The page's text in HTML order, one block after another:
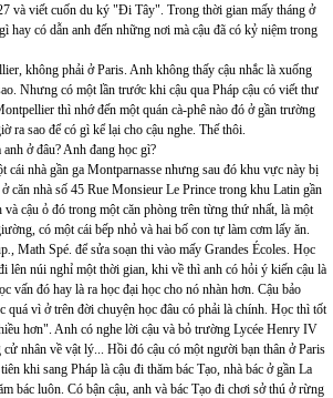
và viết cuốn du ký "Đi Tây". Trong thời gian mấy tháng ở
hay có dẫn anh đến những nơi mà cậu đã có kỷ niệm trong
không phải ở Paris. Anh không thấy cậu nhắc là xuống
Nhưng có một lần trước khi cậu qua Pháp cậu có viết thư
thì nhớ đến một quán cà-phê nào đó ở gần trường
ra sao để có gì kể lại cho cậu nghe. Thế thôi.
ở đâu? Anh đang học gì?
cái nhà gần ga Montparnasse nhưng sau đó khu vực này bị
căn nhà số 45 Rue Monsieur Le Prince trong khu Latin gần
cậu ỏ đó trong một căn phòng trên từng thứ nhất, là một
có một cái bếp nhỏ và hai bố con tự làm cơm lấy ăn.
., Math Spé. để sửa soạn thi vào mấy Grandes Écoles. Học
lên núi nghỉ một thời gian, khi về thì anh có hỏi ý kiến cậu là
vấn đó hay là ra học đại học cho nó nhàn hơn. Cậu bảo
quá vì ở trên đời chuyện học đâu có phải là chính. Học thì tốt
hơn". Anh có nghe lời cậu và bỏ trường Lycée Henry IV
cử nhân về vật lý... Hồi đó cậu có một người bạn thân ở Paris
khi sang Pháp là cậu đi thăm bác Tạo, nhà bác ở gần La
bác luôn. Có bận cậu, anh và bác Tạo đi chơi sở thú ở rừng